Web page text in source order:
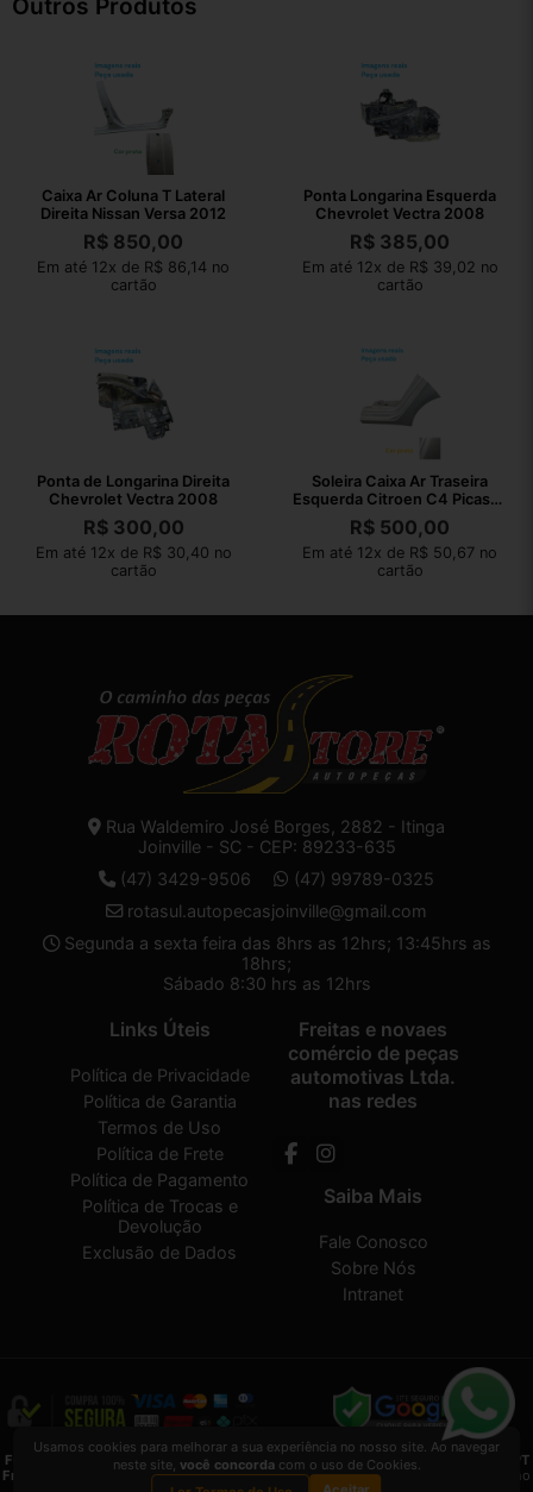
Outros Produtos
Caixa Ar Coluna T Lateral
Direita Nissan Versa 2012
R$ 850,00
Em até 12x de R$ 86,14 no
cartão
Ponta Longarina Esquerda
Chevrolet Vectra 2008
R$ 385,00
Em até 12x de R$ 39,02 no
cartão
Ponta de Longarina Direita
Chevrolet Vectra 2008
R$300,00
Em até 12x de R$ 30,40 no
cartão
Soleira Caixa Ar Traseira
Esquerda Citroen C4 Picasso
2011
R$ 500,00
Em até 12x de R$ 50,67 no
cartão
Rua Waldemiro José Borges, 2882 - Itinga
Joinville - SC - CEP: 89233-635
(47) 3429-9506
(47) 99789-0325
rotasul.autopecasjoinville@gmail.com
Segunda a sexta feira das 8hrs as 12hrs; 13:45hrs as
18hrs;
Sábado 8:30 hrs as 12hrs
Links Úteis
Política de Privacidade
Política de Garantia
Termos de Uso
Política de Frete
Política de Pagamento
Política de Trocas e
Devolução
Exclusão de Dados
Freitas e novaes
comércio de peças
automotivas Ltda.
nas redes
Saiba Mais
Fale Conosco
Sobre Nós
Intranet
Freitas e novaes comércio de peças automotivas Ltda.2026 CREATED BYVAAPT
Freitas e novaes comércio de peças automotivas Ltda.é uma empresa inscrita no
Usamos cookies para melhorar a sua experiência no nosso site. Ao navegar
neste site, você concordacom o uso de Cookies.